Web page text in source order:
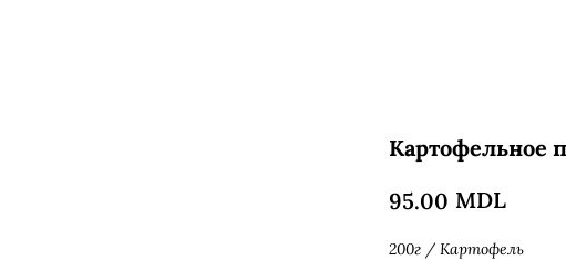
Картофельное
95.00 MDL
200г / Картофель